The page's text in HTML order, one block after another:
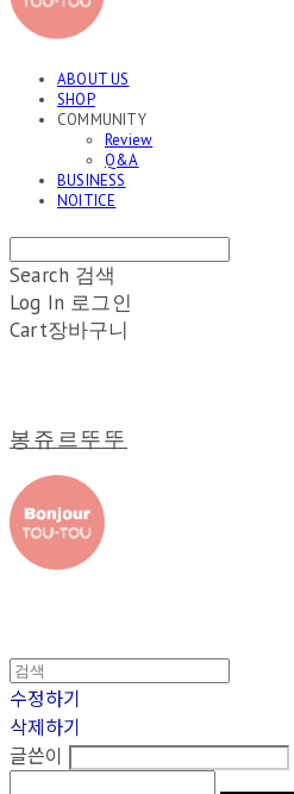
ABOUT US
SHOP
COMMUNITY
Review
Q&A
BUSINESS
NOITICE
Search 검색
Log In 로그인
Cart장바구니
봉쥬르뚜뚜
수정하기
삭제하기
글쓴이